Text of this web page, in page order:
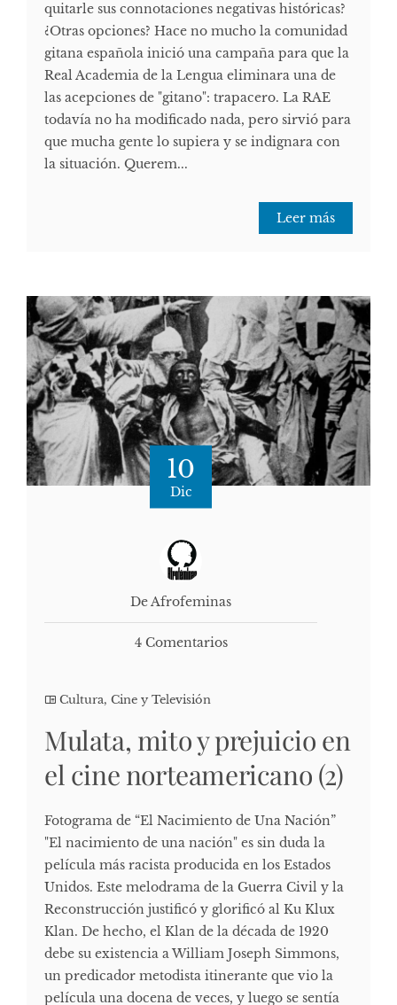
quitarle sus connotaciones negativas históricas?
¿Otras opciones? Hace no mucho la comunidad
gitana española inició una campaña para que la
Real Academia de la Lengua eliminara una de
las acepciones de "gitano": trapacero. La RAE
todavía no ha modificado nada, pero sirvió para
que mucha gente lo supiera y se indignara con
la situación. Querem...
Leer más
10
Dic
De Afrofeminas
4 Comentarios
Cultura, Cine y Televisión
Mulata, mito y prejuicio en
el cine norteamericano (2)
Fotograma de “El Nacimiento de Una Nación”
"El nacimiento de una nación" es sin duda la
película más racista producida en los Estados
Unidos. Este melodrama de la Guerra Civil y la
Reconstrucción justificó y glorificó al Ku Klux
Klan. De hecho, el Klan de la década de 1920
debe su existencia a William Joseph Simmons,
un predicador metodista itinerante que vio la
película una docena de veces, y luego se sentía